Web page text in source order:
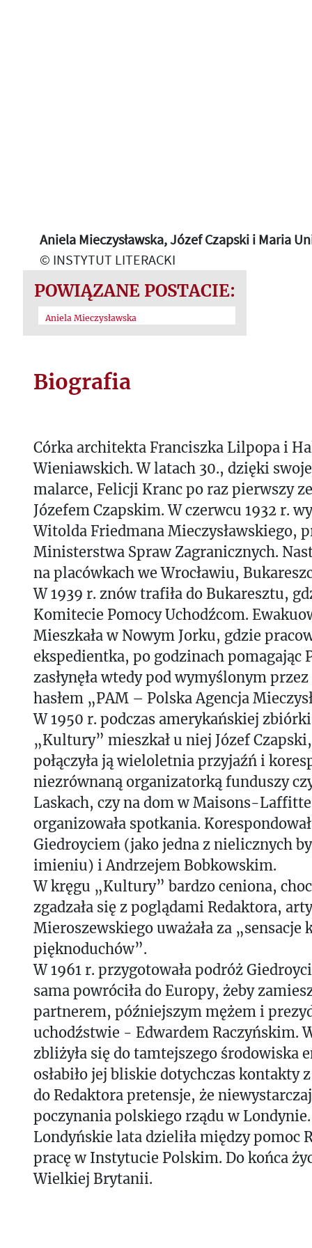
Aniela Mieczysławska, Józef Czapski i Maria
© INSTYTUT LITERACKI
POWIĄZANE POSTACIE:
Aniela Mieczysławska
Biografia
Córka architekta Franciszka Lilpopa i
Wieniawskich. W latach 30., dzięki
malarce, Felicji Kranc po raz pierwszy
Józefem Czapskim. W czerwcu 1932 r.
Witolda Friedmana Mieczysławskiego,
Ministerstwa Spraw Zagranicznych.
na placówkach we Wrocławiu,
W 1939 r. znów trafiła do Bukaresztu,
Komitecie Pomocy Uchodźcom.
Mieszkała w Nowym Jorku, gdzie
ekspedientka, po godzinach pomagając
zasłynęła wtedy pod wymyślonym
hasłem „PAM – Polska Agencja
W 1950 r. podczas amerykańskiej
„Kultury” mieszkał u niej Józef
połączyła ją wieloletnia przyjaźń i
niezrównaną organizatorką funduszy
Laskach, czy na dom w Maisons-
organizowała spotkania.
Giedroyciem (jako jedna z nielicznych
imieniu) i Andrzejem Bobkowskim.
W kręgu „Kultury” bardzo ceniona,
zgadzała się z poglądami Redaktora,
Mieroszewskiego uważała za „sensacje
pięknoduchów”.
W 1961 r. przygotowała podróż
sama powróciła do Europy, żeby
partnerem, późniejszym mężem i
uchodźstwie - Edwardem Raczyńskim.
zbliżyła się do tamtejszego środowiska
osłabiło jej bliskie dotychczas kontakty
do Redaktora pretensje, że
poczynania polskiego rządu w Londynie.
Londyńskie lata dzieliła między pomoc
pracę w Instytucie Polskim. Do końca
Wielkiej Brytanii.